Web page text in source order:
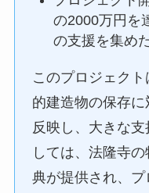
の2000万円を
の支援を集めた
このプロジェク
的建造物の保存
反映し、大きな
しては、法隆寺
典が提供され、